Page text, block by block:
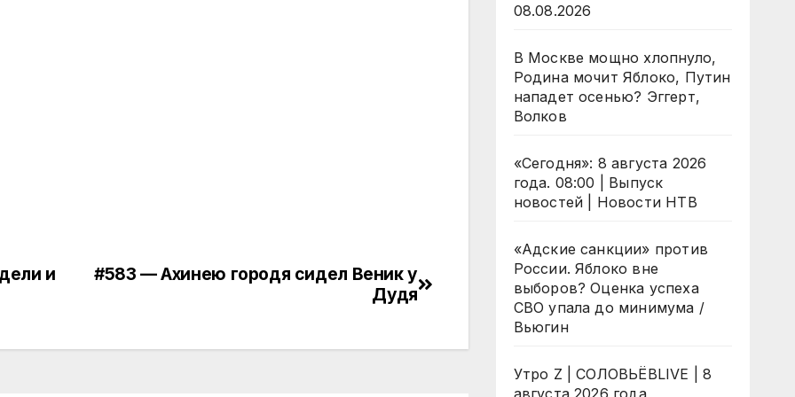
#583 — Ахинею городя сидел Веник у
Дудя
и
08.08.2026
В Москве мощно хлопнуло,
Родина мочит Яблоко, Путин
нападет осенью? Эггерт,
Волков
«Сегодня»: 8 августа 2026
года. 08:00 | Выпуск
новостей | Новости НТВ
«Адские санкции» против
России. Яблоко вне
выборов? Оценка успеха
СВО упала до минимума /
Вьюгин
Утро Z | СОЛОВЬЁВLIVE | 8
августа 2026 года